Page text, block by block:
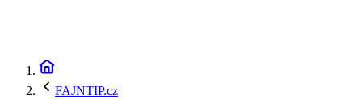
FAJNTIP.cz